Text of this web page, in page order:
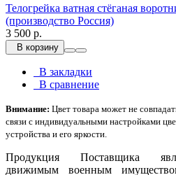
Телогрейка ватная стёганая
(производство Россия)
3 500 р.
В корзину
В закладки
В сравнение
Внимание: Цвет товара может не
связи с индивидуальными настройками
устройства и его яркости.
Продукция Поставщика
движимым военным